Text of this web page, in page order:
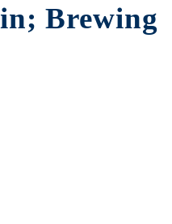
Brewing